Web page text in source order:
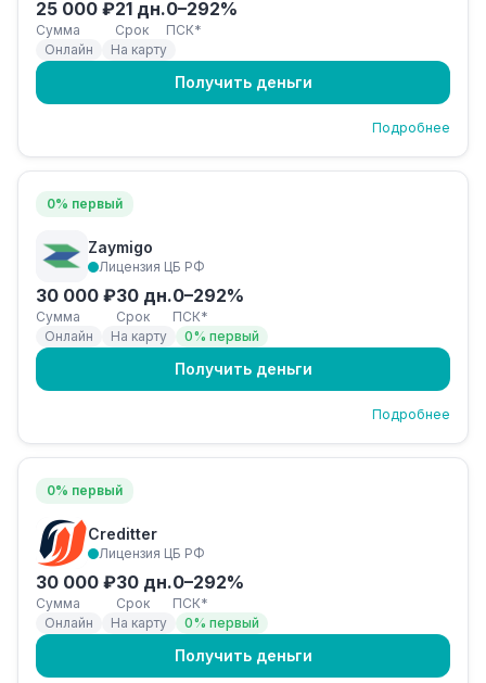
25 000 ₽
Сумма
21 дн.
Срок
0–292%
ПСК*
Онлайн
На карту
Получить деньги
Подробнее
0% первый
Zaymigo
Лицензия ЦБ РФ
30 000 ₽
Сумма
30 дн.
Срок
0–292%
ПСК*
Онлайн
На карту 0% первый
Получить деньги
Подробнее
0% первый
Creditter
Лицензия ЦБ РФ
30 000 ₽
Сумма
30 дн.
Срок
0–292%
ПСК*
Онлайн
На карту 0% первый
Получить деньги